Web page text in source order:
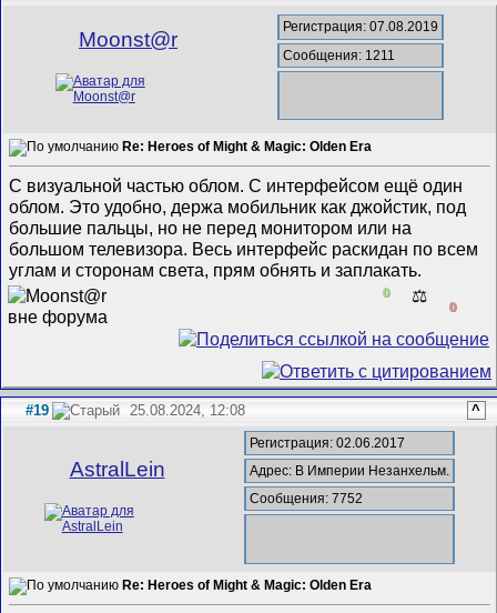
Mооnst@r
Регистрация: 07.08.2019
Сообщения: 1211
Re: Heroes of Might & Magic: Olden Era
С визуальной частью облом. С интерфейсом ещё один
облом. Это удобно, держа мобильник как джойстик, под
большие пальцы, но не перед монитором или на
большом телевизора. Весь интерфейс раскидан по всем
углам и сторонам света, прям обнять и заплакать.
0 ⚖️
0
#19 25.08.2024, 12:08 ^
AstralLein
Регистрация: 02.06.2017
Адрес: В Империи Незанхельм.
Сообщения: 7752
Re: Heroes of Might & Magic: Olden Era